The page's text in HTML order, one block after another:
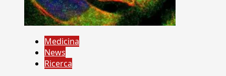
Medicina
News
Ricerca